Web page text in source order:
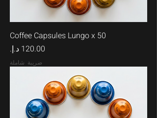
Coffee Capsules Lungo x 50
السعر
ضريبة شاملة